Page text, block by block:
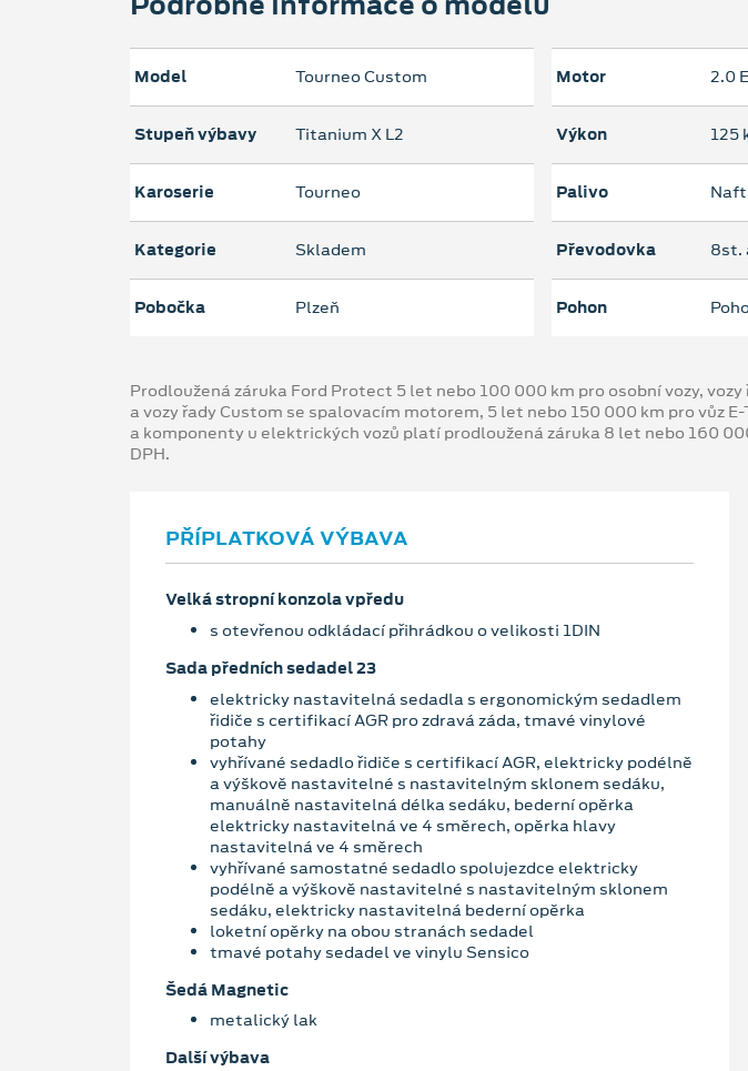
Model Tourneo Custom
Stupeň výbavy Titanium X L2
Karoserie Tourneo
Kategorie Skladem
Pobočka Plzeň
Motor 2.0
Výkon 125
Palivo
Převodovka 8st.
Pohon
Prodloužená záruka Ford Protect 5 let nebo 100 000 km pro osobní vozy,
a vozy řady Custom se spalovacím motorem, 5 let nebo 150 000 km pro vůz
a komponenty u elektrických vozů platí prodloužená záruka 8 let nebo 160
DPH.
PŘÍPLATKOVÁ VÝBAVA
Velká stropní konzola vpředu
s otevřenou odkládací přihrádkou o velikosti 1DIN
Sada předních sedadel 23
elektricky nastavitelná sedadla s ergonomickým sedadlem
řidiče s certifikací AGR pro zdravá záda, tmavé vinylové
potahy
vyhřívané sedadlo řidiče s certifikací AGR, elektricky podélně
a výškově nastavitelné s nastavitelným sklonem sedáku,
manuálně nastavitelná délka sedáku, bederní opěrka
elektricky nastavitelná ve 4 směrech, opěrka hlavy
nastavitelná ve 4 směrech
vyhřívané samostatné sedadlo spolujezdce elektricky
podélně a výškově nastavitelné s nastavitelným sklonem
sedáku, elektricky nastavitelná bederní opěrka
loketní opěrky na obou stranách sedadel
tmavé potahy sedadel ve vinylu Sensico
Šedá Magnetic
metalický lak
Další výbava